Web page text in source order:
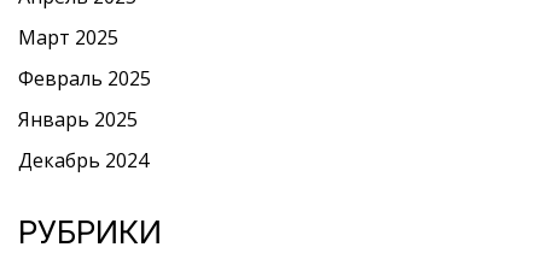
Март 2025
Февраль 2025
Январь 2025
Декабрь 2024
РУБРИКИ